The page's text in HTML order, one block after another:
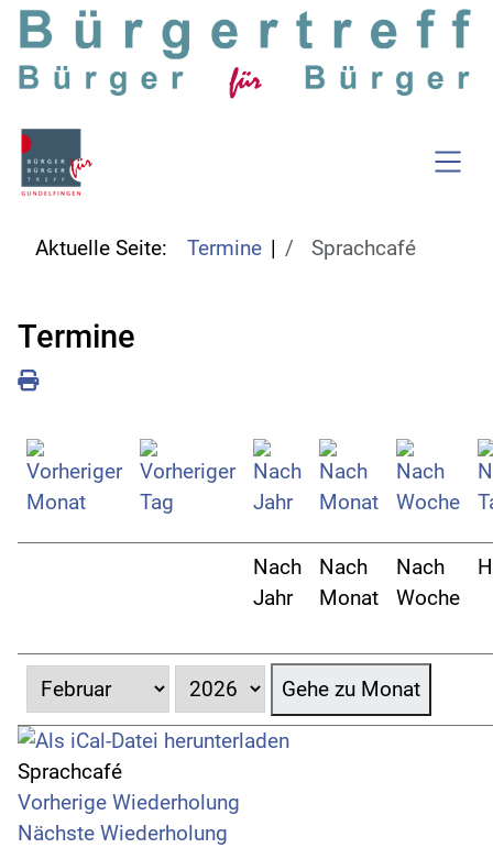
SKIP TO MAIN CONTENT
Aktuelle Seite: Termine Sprachcafé
Termine
Nach
Jahr
Nach
Monat
Nach
Woche
Gehe zu Monat
Sprachcafé
Vorherige Wiederholung
Nächste Wiederholung